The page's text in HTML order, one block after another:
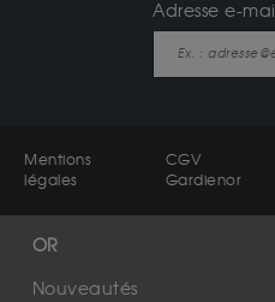
Adresse e-mail
Mentions
légales
CGV
Gardienor
OR
Nouveautés